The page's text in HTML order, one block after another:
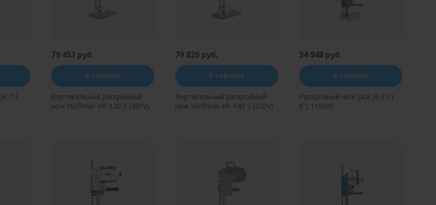
T3
79 453 руб.
В корзину
Вертикальный раскройный
нож Hoffman HF-120 S (380V)
79 829 руб.
В корзину
Вертикальный раскройный
нож Hoffman HF-140 S (220V)
34 948 руб.
В корзину
Раскройный нож Jack JK-T3 (
6") 1168W